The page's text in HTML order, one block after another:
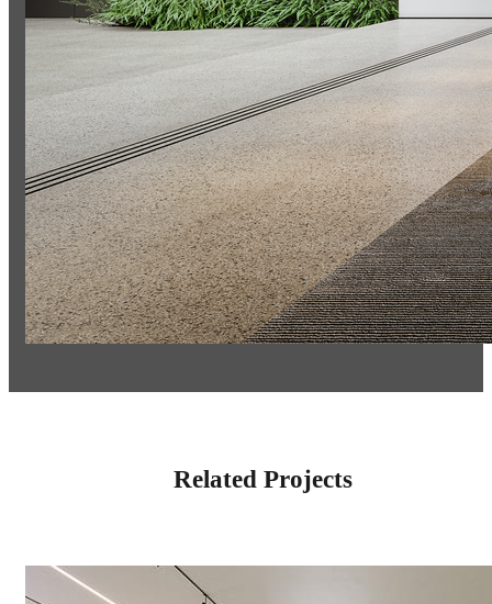
Related Projects